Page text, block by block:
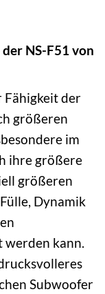
NS-F51 von
Fähigkeit der
größeren
im
ihre größere
größeren
Dynamik
werden kann.
Subwoofer